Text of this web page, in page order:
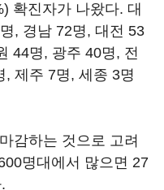
확진자가 나왔다. 대
, 경남 72명, 대전 53
44명, 광주 40명, 전
, 제주 7명, 세종 3명
감하는 것으로 고려
명대에서 많으면 27